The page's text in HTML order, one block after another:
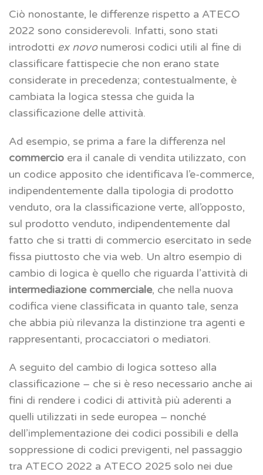
Ciò nonostante, le differenze rispetto a ATECO
2022 sono considerevoli. Infatti, sono stati
introdotti ex novonumerosi codici utili al fine di
classificare fattispecie che non erano state
considerate in precedenza; contestualmente, è
cambiata la logica stessa che guida la
classificazione delle attività.
Ad esempio, se prima a fare la differenza nel
commercio era il canale di vendita utilizzato, con
un codice apposito che identificava l’e-commerce,
indipendentemente dalla tipologia di prodotto
venduto, ora la classificazione verte, all’opposto,
sul prodotto venduto, indipendentemente dal
fatto che si tratti di commercio esercitato in sede
fissa piuttosto che via web. Un altro esempio di
cambio di logica è quello che riguarda l’attività di
intermediazione commerciale, che nella nuova
codifica viene classificata in quanto tale, senza
che abbia più rilevanza la distinzione tra agenti e
rappresentanti, procacciatori o mediatori.
A seguito del cambio di logica sotteso alla
classificazione – che si è reso necessario anche ai
fini di rendere i codici di attività più aderenti a
quelli utilizzati in sede europea – nonché
dell’implementazione dei codici possibili e della
soppressione di codici previgenti, nel passaggio
tra ATECO 2022 a ATECO 2025 solo nei due